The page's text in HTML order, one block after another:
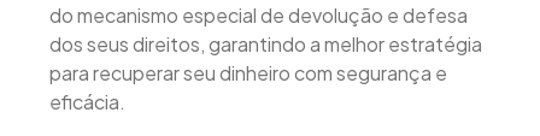
do mecanismo especial de devolução e defesa
dos seus direitos, garantindo a melhor estratégia
para recuperar seu dinheiro com segurança e
eficácia.